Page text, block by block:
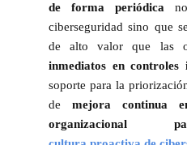
de forma periódica
ciberseguridad sino que
de alto valor que las
inmediatos en controles
soporte para la
demejora continua